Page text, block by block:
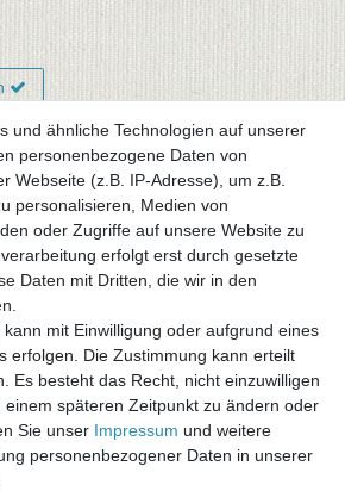
10
- 18.00 Uhr, Mittwoch Ruhetag,
Uhr, Freitag 8.00 - 14.00 Uhr
und ähnliche Technologien auf unserer
personenbezogene Daten von
Webseite (z.B. IP-Adresse), um z.B.
personalisieren, Medien von
oder Zugriffe auf unsere Website zu
erfolgt erst durch gesetzte
Daten mit Dritten, die wir in den
mit Einwilligung oder aufgrund eines
erfolgen. Die Zustimmung kann erteilt
Es besteht das Recht, nicht einzuwilligen
einem späteren Zeitpunkt zu ändern oder
Sie unser Impressum und weitere
personenbezogener Daten in unserer